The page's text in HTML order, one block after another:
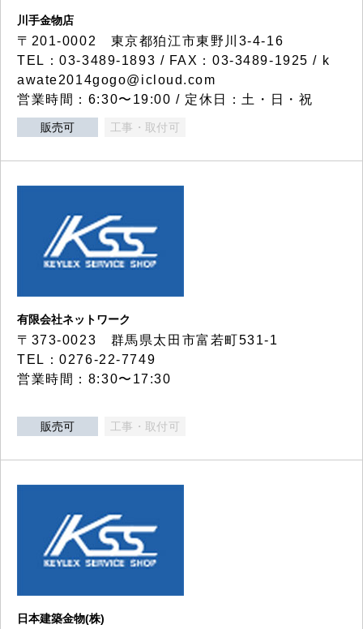
川手金物店
〒201-0002 東京都狛江市東野川3-4-16
TEL：03-3489-1893 / FAX：03-3489-1925 / k
awate2014gogo@icloud.com
営業時間：6:30〜19:00 / 定休日：土・日・祝
販売可 工事・取付可
有限会社ネットワーク
〒373-0023 群馬県太田市富若町531-1
TEL：0276-22-7749
営業時間：8:30〜17:30
販売可 工事・取付可
日本建築金物(株)